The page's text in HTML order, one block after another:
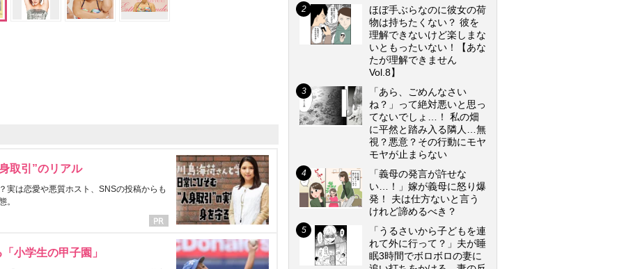
取引”のリアル
実は恋愛や悪質ホスト、SNSの投稿からも
。
小学生の甲子園」
ほぼ手ぶらなのに彼女の荷
物は持ちたくない？ 彼を
理解できないけど楽しまな
いともったいない！【あな
たが理解できません
Vol.8】
「あら、ごめんなさい
ね？」って絶対悪いと思っ
てないでしょ…！ 私の畑
に平然と踏み入る隣人…無
視？悪意？その行動にモヤ
モヤが止まらない
「義母の発言が許せな
い…！」嫁が義母に怒り爆
発！ 夫は仕方ないと言う
けれど諦めるべき？
「うるさいから子どもを連
れて外に行って？」夫が睡
眠3時間でボロボロの妻に